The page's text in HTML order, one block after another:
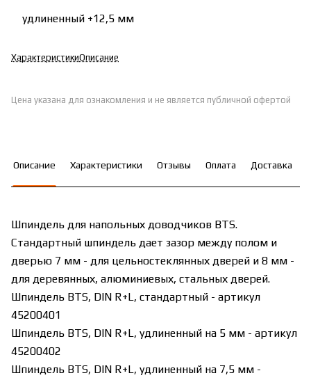
удлиненный +12,5 мм
ХарактеристикиОписание
Цена указана для ознакомления и не является публичной офертой
Описание Характеристики Отзывы Оплата Доставка
Шпиндель для напольных доводчиков BTS.
Стандартный шпиндель дает зазор между полом и
дверью 7 мм - для цельностеклянных дверей и 8 мм -
для деревянных, алюминиевых, стальных дверей.
Шпиндель BTS, DIN R+L, стандартный - артикул
45200401
Шпиндель BTS, DIN R+L, удлиненный на 5 мм - артикул
45200402
Шпиндель BTS, DIN R+L, удлиненный на 7,5 мм -